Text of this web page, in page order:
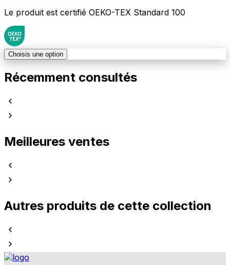
Le produit est certifié OEKO-TEX Standard 100
Choisis une option
Récemment consultés
Meilleures ventes
Autres produits de cette collection